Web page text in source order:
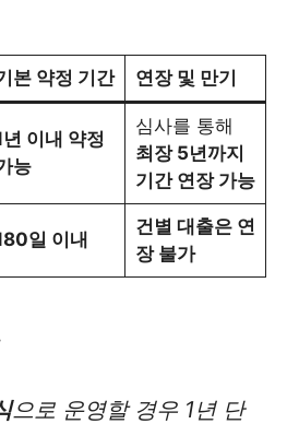
본 약정 기간 연장 및 만기
년 이내 약정
능
심사를 통해
최장 5년까지
기간 연장 가능
일 이내
건별 대출은 연
장 불가
으로 운영할 경우 1년 단